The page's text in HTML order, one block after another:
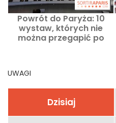
Powrót do Paryża: 10
wystaw, których nie
można przegapić po
UWAGI
Dzisiaj